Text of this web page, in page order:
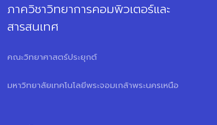
ภาควิชาวิทยาการคอมพิวเตอร์และ
สารสนเทศ
คณะวิทยาศาสตร์ประยุกต์
มหาวิทยาลัยเทคโนโลยีพระจอมเกล้าพระนครเหนือ